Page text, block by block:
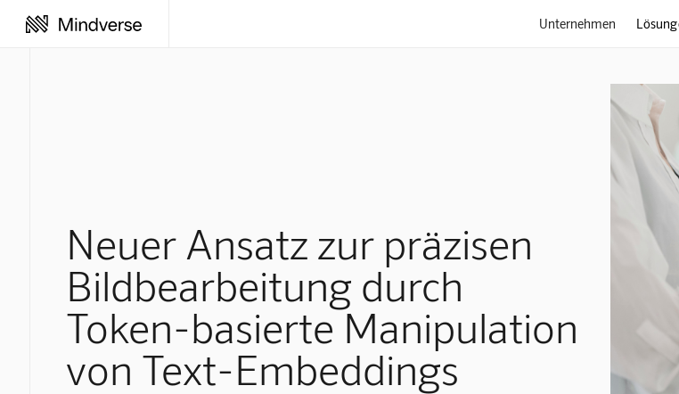
Unternehmen
Neuer Ansatz zur präzisen
Bildbearbeitung durch
Token-basierte Manipulation
von Text-Embeddings